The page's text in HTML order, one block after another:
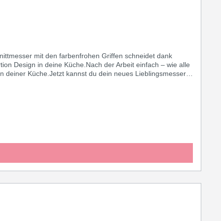
mit den farbenfrohen Griffen schneidet dank
Design in deine Küche.Nach der Arbeit einfach – wie alle
deiner Küche.Jetzt kannst du dein neues Lieblingsmesser